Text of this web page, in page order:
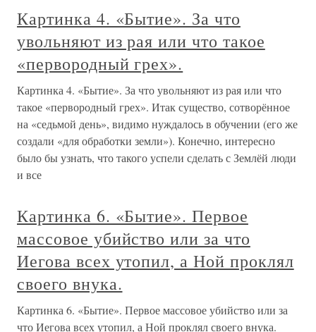
Картинка 4. «Бытие». За что
увольняют из рая или что такое
«первородный грех».
Картинка 4. «Бытие». За что увольняют из рая или что
такое «первородный грех». Итак существо, сотворённое
на «седьмой день», видимо нуждалось в обучении (его же
создали «для обработки земли»). Конечно, интересно
было бы узнать, что такого успели сделать с Землёй люди
и все
Картинка 6. «Бытие». Первое
массовое убийство или за что
Иегова всех утопил, а Ной проклял
своего внука.
Картинка 6. «Бытие». Первое массовое убийство или за
что Иегова всех утопил, а Ной проклял своего внука.